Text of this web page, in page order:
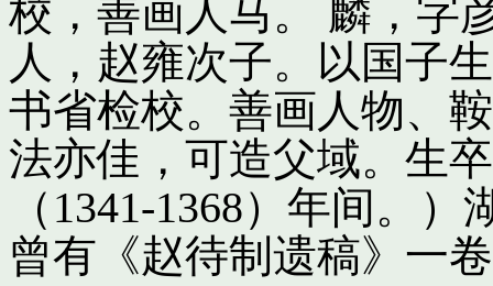
校，善画人马。 麟，字
人，赵雍次子。以国子
书省检校。善画人物、
法亦佳，可造父域。生
（1341-1368）年间。
曾有《赵待制遗稿》一